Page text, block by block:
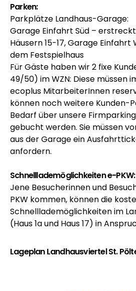
Parken:
Parkplätze Landhaus-Garage:
Garage Einfahrt Süd –
Häusern 15-17, Garage
dem Festspielhaus
Für Gäste haben wir 2 fixe
49/50) im WZN: Diese müssen
ecoplus MitarbeiterInnen
können noch weitere Kunden-
Bedarf über unsere
gebucht werden. Sie müssen
aus der Garage ein
anfordern.
Schnelllademöglichkeiten e-PKW:
Jene Besucherinnen und
PKW kommen, können die
Schnelllademöglichkeiten im
(Haus 1a und Haus 17) in
Lageplan Landhausviertel St.